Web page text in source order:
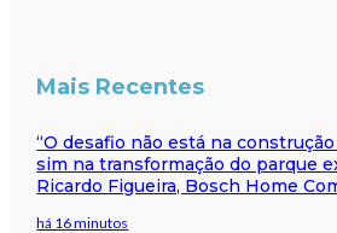
Mais Recentes
“O desafio não está na
sim na transformação do parque
Ricardo Figueira, Bosch Home
há 16 minutos